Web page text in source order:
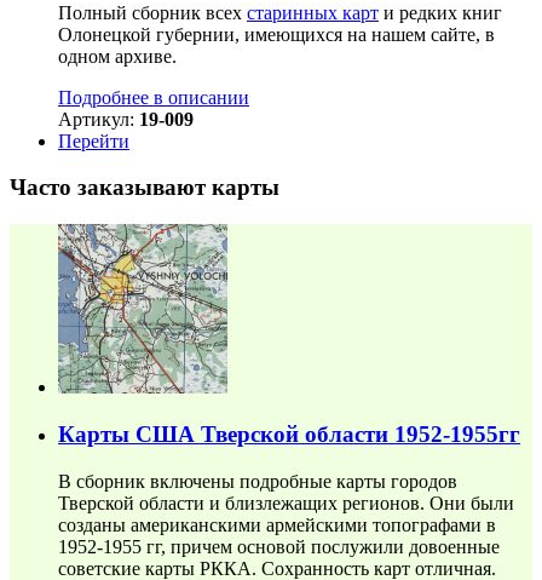
Полный сборник всех старинных карт и редких книг
Олонецкой губернии, имеющихся на нашем сайте, в
одном архиве.
Подробнее в описании
Артикул: 19-009
Перейти
Часто заказывают карты
Карты США Тверской области 1952-1955гг
В сборник включены подробные карты городов
Тверской области и близлежащих регионов. Они были
созданы американскими армейскими топографами в
1952-1955 гг, причем основой послужили довоенные
советские карты РККА. Сохранность карт отличная.